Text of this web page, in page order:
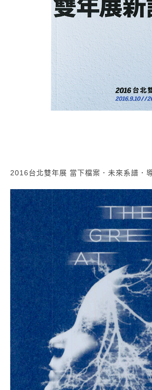
2016台北雙年展 當下檔案．未來系譜．